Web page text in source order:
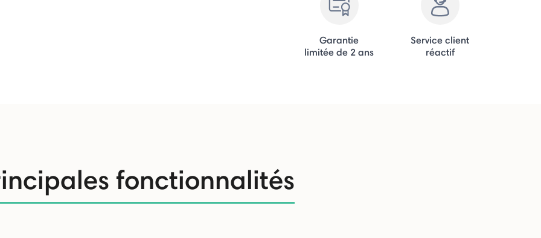
Garantie
limitée de 2 ans
Service client
réactif
fonctionnalités